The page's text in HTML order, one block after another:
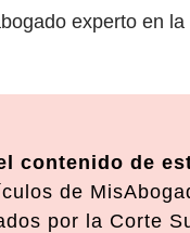
experto en
contenido de
de
por la Corte